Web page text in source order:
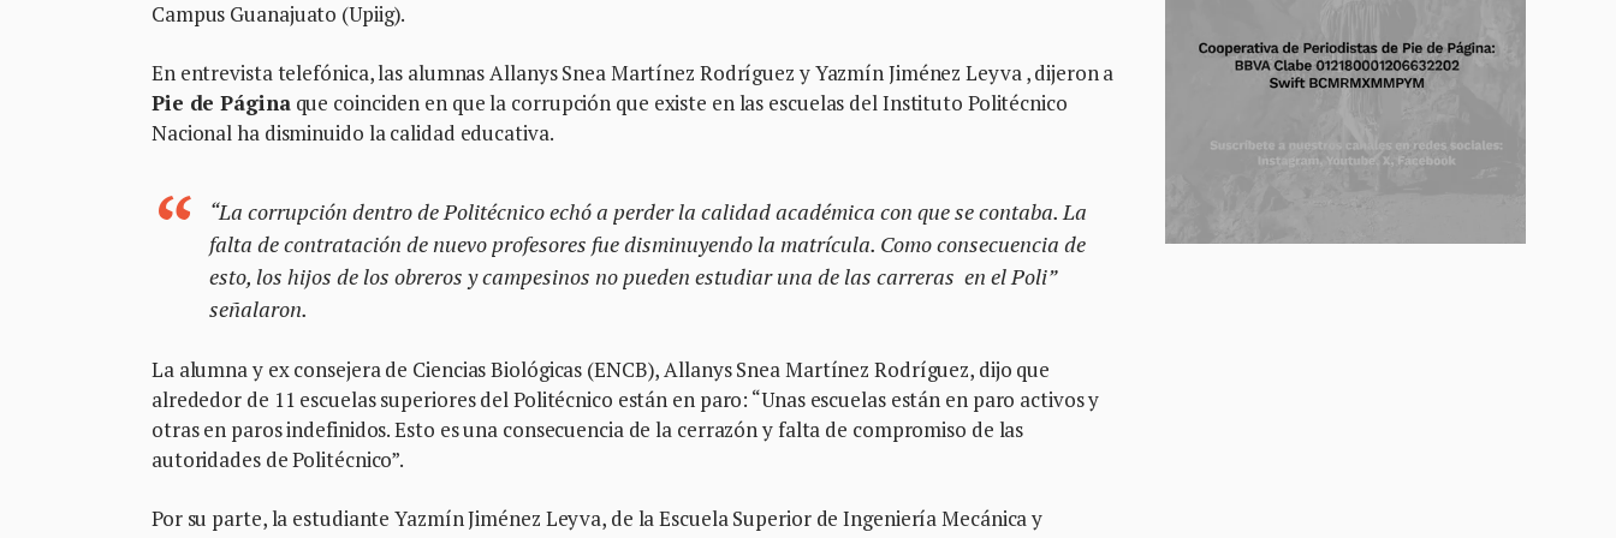
Campus Guanajuato (Upiig).
En entrevista telefónica, las alumnas Allanys Snea Martínez Rodríguez y Yazmín Jiménez Leyva , dijeron a
Pie de Páginaque coinciden en que la corrupción que existe en las escuelas del Instituto Politécnico
Nacional ha disminuido la calidad educativa.
“La corrupción dentro de Politécnico echó a perder la calidad académica con que se contaba. La
falta de contratación de nuevo profesores fue disminuyendo la matrícula. Como consecuencia de
esto, los hijos de los obreros y campesinos no pueden estudiar una de las carreras en el Poli”
señalaron.
La alumna y ex consejera de Ciencias Biológicas (ENCB), Allanys Snea Martínez Rodríguez, dijo que
alrededor de 11 escuelas superiores del Politécnico están en paro: “Unas escuelas están en paro activos y
otras en paros indefinidos. Esto es una consecuencia de la cerrazón y falta de compromiso de las
autoridades de Politécnico”.
Por su parte, la estudiante Yazmín Jiménez Leyva, de la Escuela Superior de Ingeniería Mecánica y